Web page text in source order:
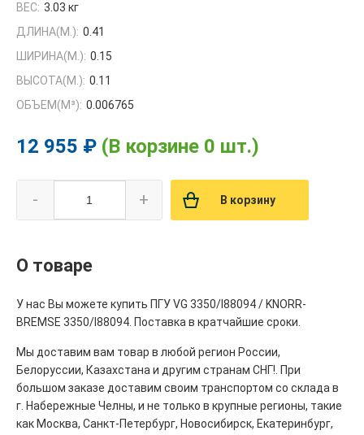
ВЕС: 3.03 кг
ДЛИНА(М.): 0.41
ШИРИНА(М.): 0.15
ВЫСОТА(М.): 0.11
ОБЪЕМ(M³): 0.006765
12 955 ₽ (В корзине 0 шт.)
- + В корзину
О товаре
У нас Вы можете купить ПГУ VG 3350/I88094 / KNORR-
BREMSE 3350/I88094. Поставка в кратчайшие сроки.
Мы доставим вам товар в любой регион России,
Белоруссии, Казахстана и другим странам СНГ!. При
большом заказе доставим своим транспортом со склада в
г. Набережные Челны, и не только в крупные регионы, такие
как Москва, Санкт-Петербург, Новосибирск, Екатеринбург,